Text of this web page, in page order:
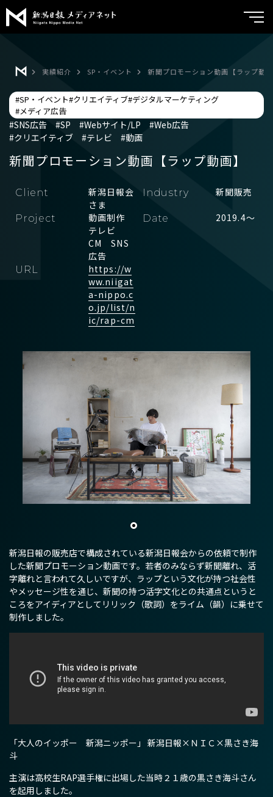
新潟日報
サービス紹介
メディア広告
ブランドコンサルティング
チラシメディア
折込広告
くるみる
ポスティング
デジタルマーケティング
地域情報サイト「ガタチラ」
社史・記念誌制作
実績紹介
よくあるご質問
会社案内
新着情報
〒950-1102 新潟市西区善久772番地2
〒950-1125 新潟市西区流通3丁目1-1
TEL
025-233-3311
実績紹介 SP・イベント 新聞プロモーション動画【ラップ動
#SP・イベント#クリエイティブ#デジタルマーケティング
#メディア広告
#SNS広告 #SP #Webサイト/LP
#Web広告
#クリエイティブ
#テレビ #動画
新聞プロモーション動画【ラップ動画】
Client
新潟日報会
さま
Industry 新聞販売
Project
動画制作
テレビ
CM SNS
広告
Date 2019.4～
URL
https://w
ww.niigat
a-nippo.c
o.jp/list/n
ic/rap-cm
新潟日報の販売店で構成されている新潟日報会からの依頼で制作
した新聞プロモーション動画です。若者のみならず新聞離れ、活
字離れと言われて久しいですが、ラップという文化が持つ社会性
やメッセージ性を通じ、新聞の持つ活字文化との共通点というと
ころをアイディアとしてリリック（歌詞）をライム（韻）に乗せて
制作しました。
「大人のイッポー 新潟ニッポー」 新潟日報×ＮＩＣ×黒さき海
斗
主演は高校生RAP選手権に出場した当時２１歳の黒さき海斗さん
を起用しました。